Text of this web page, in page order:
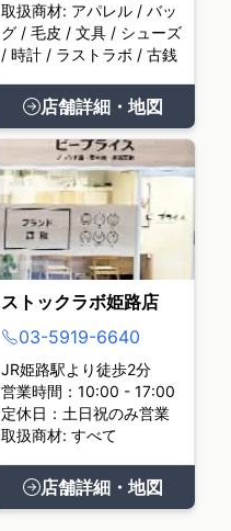
取扱商材: アパレル / バッ
グ / 毛皮 / 文具 / シューズ
/ 時計 / ラストラボ / 古銭
店舗詳細・地図
ストックラボ姫路店
03-5919-6640
JR姫路駅より徒歩2分
営業時間：10:00 - 17:00
定休日：土日祝のみ営業
取扱商材: すべて
店舗詳細・地図